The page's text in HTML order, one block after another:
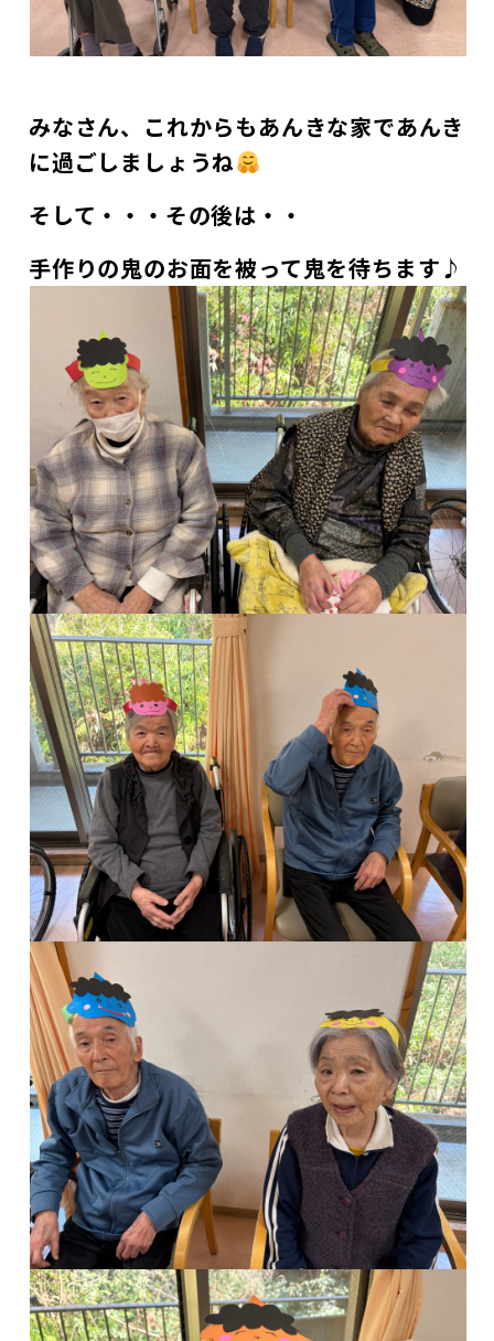
みなさん、これからもあんきな家であんき
に過ごしましょうね
そして・・・その後は・・
手作りの鬼のお面を被って鬼を待ちます♪